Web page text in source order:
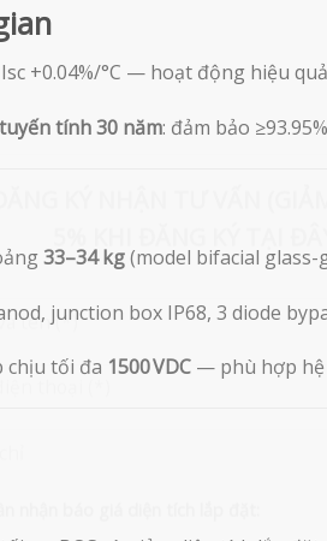
5% KHI ĐĂNG KÝ TẠI
Isc +0.04%/°C — hoạt động hiệu
tính 30 năm: đảm bảo
33–34 kg(model bifacial glass-
junction box IP68, 3 diode
chịu tối đa 1500 VDC— phù hợp hệ